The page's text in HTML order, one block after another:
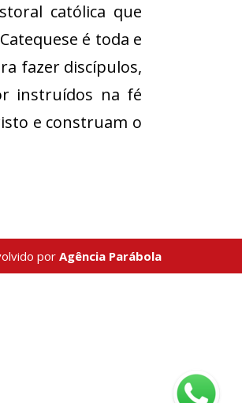
católica que
é toda e
fazer discípulos,
instruídos na fé
e construam o
por Agência Parábola